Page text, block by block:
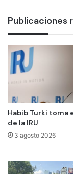
Publicaciones
Habib Turki toma
de la IRU
3 agosto 2026